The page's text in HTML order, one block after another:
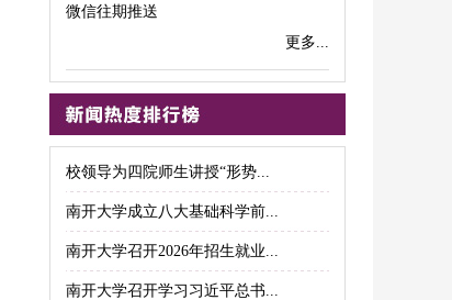
微信往期推送
更多...
校领导为四院师生讲授“形势...
南开大学成立八大基础科学前...
南开大学召开2026年招生就业...
南开大学召开学习习近平总书...